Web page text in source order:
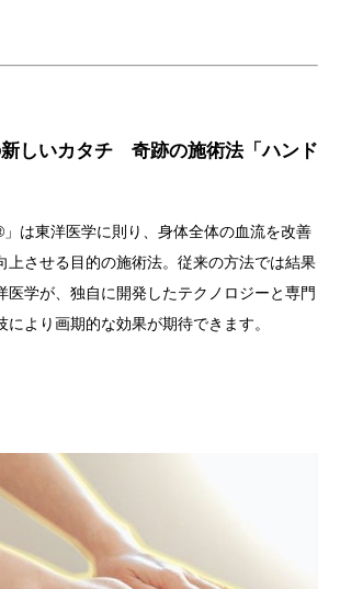
しいカタチ 奇跡の施術法「ハンド
」は東洋医学に則り、身体全体の血流を改善
上させる目的の施術法。従来の方法では結果
医学が、独自に開発したテクノロジーと専門
より画期的な効果が期待できます。